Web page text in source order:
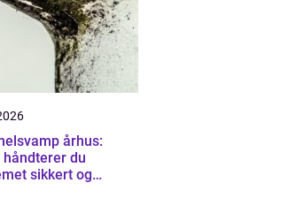
århus:
håndterer du
sikkert og